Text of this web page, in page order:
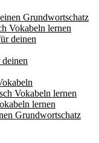
Grundwortschatz
Vokabeln lernen
deinen
Vokabeln lernen
lernen
Grundwortschatz